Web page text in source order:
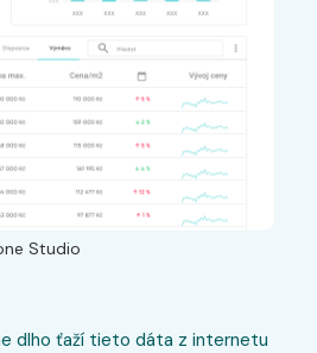
Studio
dlho ťaží tieto dáta z internetu